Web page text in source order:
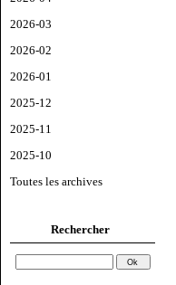
2026-03
2026-02
2026-01
2025-12
2025-11
2025-10
Toutes les archives
Rechercher